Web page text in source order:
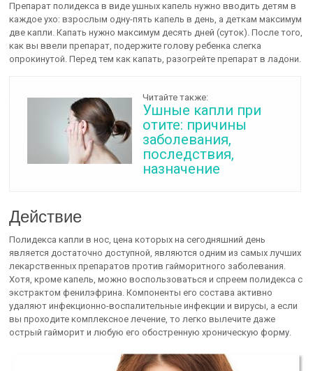
Препарат полидекса в виде ушных капель нужно вводить детям в
каждое ухо: взрослым одну-пять капель в день, а деткам максимум
две капли. Капать нужно максимум десять дней (суток). После того,
как вы ввели препарат, подержите голову ребенка слегка
опрокинутой. Перед тем как капать, разогрейте препарат в ладони.
Читайте также:
Ушные капли при
отите: причины
заболевания,
последствия,
назначение
Действие
Полидекса капли в нос, цена которых на сегодняшний день
является достаточно доступной, являются одним из самых лучших
лекарственных препаратов против гайморитного заболевания.
Хотя, кроме капель, можно воспользоваться и спреем полидекса с
экстрактом фенилэфрина. Компоненты его состава активно
удаляют инфекционно-воспалительные инфекции и вирусы, а если
вы проходите комплексное лечение, то легко вылечите даже
острый гайморит и любую его обостренную хроническую форму.